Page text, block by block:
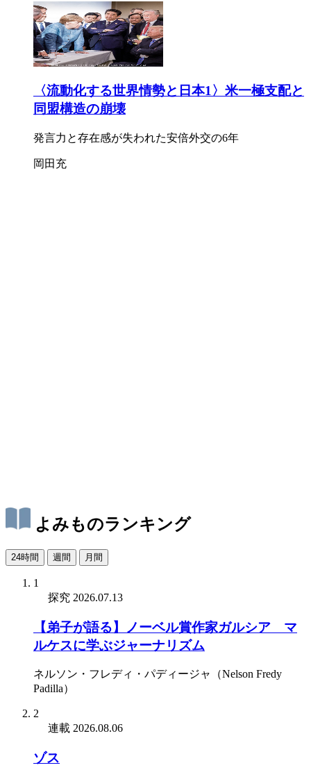
〈流動化する世界情勢と日本1〉米一極支配と
同盟構造の崩壊
発言力と存在感が失われた安倍外交の6年
岡田充
よみものランキング
24時間 週間 月間
1
探究 2026.07.13
【弟子が語る】ノーベル賞作家ガルシア゠マ
ルケスに学ぶジャーナリズム
ネルソン・フレディ・パディージャ（Nelson Fredy
Padilla）
2
連載 2026.08.06
ゾス